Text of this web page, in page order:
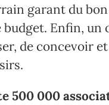
garant du
Enfin, un
de concevoir
500 000